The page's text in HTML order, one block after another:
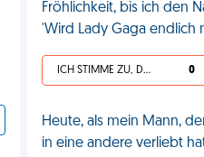
Fröhlichkeit, bis ich den
'Wird Lady Gaga endlich
ICH STIMME ZU, DEIN LEBEN IST SCHEISSE 0
Heute, als mein Mann,
in eine andere verliebt